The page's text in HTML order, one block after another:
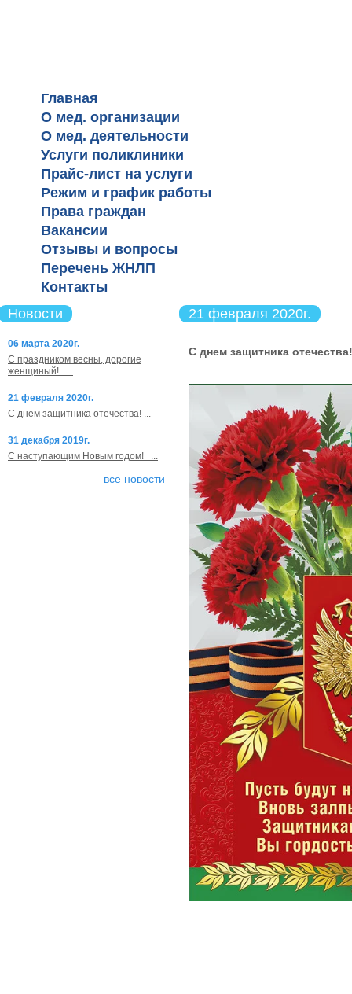
Главная
О мед. организации
О мед. деятельности
Услуги поликлиники
Прайс-лист на услуги
Режим и график работы
Права граждан
Вакансии
Отзывы и вопросы
Перечень ЖНЛП
Контакты
Новости
06 марта 2020г.
С праздником весны, дорогие
женщиный! ...
21 февраля 2020г.
С днем защитника отечества! ...
31 декабря 2019г.
С наступающим Новым годом! ...
все новости
21 февраля 2020г.
С днем защитника отечества!